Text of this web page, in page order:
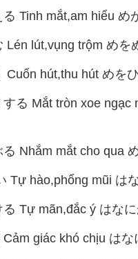
Tinh mắt,am hiểu め
Lén lút,vụng trộm めを
Cuốn hút,thu hút めをひ
する Mắt tròn xoe ngạc
る Nhắm mắt cho qua
Tự hào,phổng mũi は
る Tự mãn,đắc ý はな
giác khó chịu はな